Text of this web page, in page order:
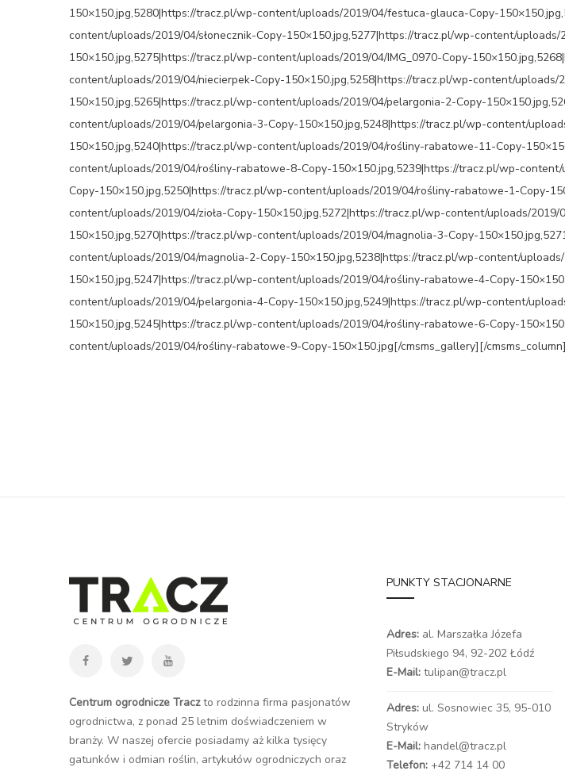
150×150.jpg,5280|https://tracz.pl/wp-content/uploads/2019/04/festuca-glauca-Copy-
content/uploads/2019/04/słonecznik-Copy-150×150.jpg,5277|https://tracz.pl/wp-content/
150×150.jpg,5275|https://tracz.pl/wp-content/uploads/2019/04/IMG_0970-Copy-
content/uploads/2019/04/niecierpek-Copy-150×150.jpg,5258|https://tracz.pl/wp-content/uploads/
150×150.jpg,5265|https://tracz.pl/wp-content/uploads/2019/04/pelargonia-2-Copy-
content/uploads/2019/04/pelargonia-3-Copy-150×150.jpg,5248|https://tracz.pl/wp-content/
150×150.jpg,5240|https://tracz.pl/wp-content/uploads/2019/04/rośliny-rabatowe-11-Copy-
content/uploads/2019/04/rośliny-rabatowe-8-Copy-150×150.jpg,5239|https://tracz.pl/wp-
Copy-150×150.jpg,5250|https://tracz.pl/wp-content/uploads/2019/04/rośliny-rabatowe-1-Copy-
content/uploads/2019/04/zioła-Copy-150×150.jpg,5272|https://tracz.pl/wp-content/uploads/2019/
150×150.jpg,5270|https://tracz.pl/wp-content/uploads/2019/04/magnolia-3-Copy-
content/uploads/2019/04/magnolia-2-Copy-150×150.jpg,5238|https://tracz.pl/wp-content/
150×150.jpg,5247|https://tracz.pl/wp-content/uploads/2019/04/rośliny-rabatowe-4-Copy-
content/uploads/2019/04/pelargonia-4-Copy-150×150.jpg,5249|https://tracz.pl/wp-content/
150×150.jpg,5245|https://tracz.pl/wp-content/uploads/2019/04/rośliny-rabatowe-6-Copy-
content/uploads/2019/04/rośliny-rabatowe-9-Copy-150×150.jpg[/cmsms_gallery][/
Centrum ogrodnicze Traczto rodzinna firma pasjonatów
ogrodnictwa, z ponad 25 letnim doświadczeniem w
branży. W naszej ofercie posiadamy aż kilka tysięcy
gatunków i odmian roślin, artykułów ogrodniczych oraz
PUNKTY STACJONARNE
Adres: al. Marszałka Józefa
Piłsudskiego 94, 92-202 Łódź
E-Mail: tulipan@tracz.pl
Adres: ul. Sosnowiec 35, 95-010
Stryków
E-Mail: handel@tracz.pl
Telefon: +42 714 14 00